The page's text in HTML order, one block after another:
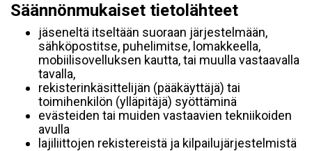
Säännönmukaiset tietolähteet
jäseneltä itseltään suoraan järjestelmään,
sähköpostitse, puhelimitse, lomakkeella,
mobiilisovelluksen kautta, tai muulla vastaavalla
tavalla,
rekisterinkäsittelijän (pääkäyttäjä) tai
toimihenkilön (ylläpitäjä) syöttäminä
evästeiden tai muiden vastaavien tekniikoiden
avulla
lajiliittojen rekistereistä ja kilpailujärjestelmistä